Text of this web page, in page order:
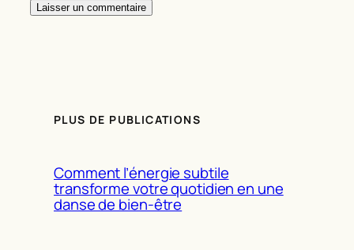
PLUS DE PUBLICATIONS
Comment l’énergie subtile
transforme votre quotidien en une
danse de bien-être